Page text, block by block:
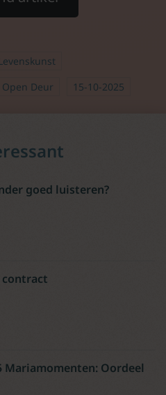
Open Deur 15-10-2025
goed luisteren?
Mariamomenten: Oordeel